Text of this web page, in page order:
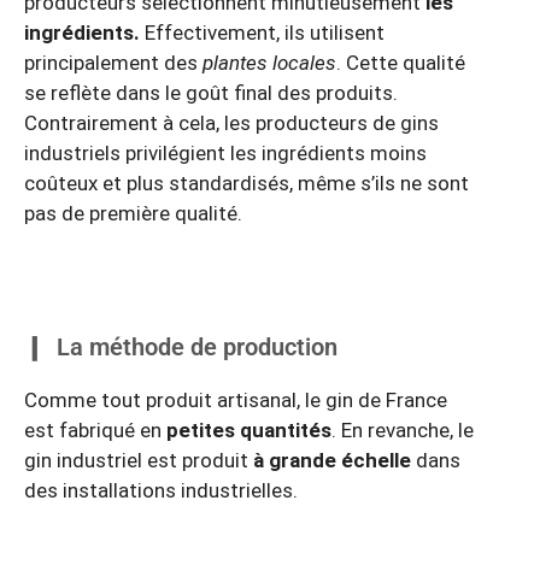
ingrédients. Effectivement, ils utilisent
principalement des plantes locales. Cette qualité
se reflète dans le goût final des produits.
Contrairement à cela, les producteurs de gins
industriels privilégient les ingrédients moins
coûteux et plus standardisés, même s’ils ne sont
pas de première qualité.
La méthode de production
Comme tout produit artisanal, le gin de France
est fabriqué en petites quantités. En revanche, le
gin industriel est produit à grande échelle dans
des installations industrielles.